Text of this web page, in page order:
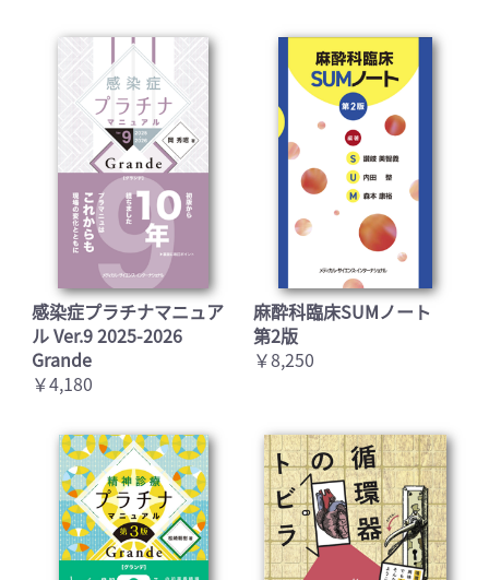
感染症プラチナマニュア
ル Ver.9 2025-2026
Grande
￥4,180
麻酔科臨床SUMノート
第2版
￥8,250